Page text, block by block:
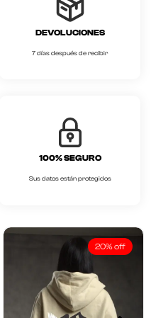
DEVOLUCIONES
7 días después de recibir
100% SEGURO
Sus datos están protegidos
20% off